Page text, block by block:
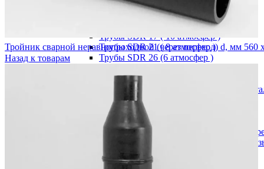
Напорные трубы
Трубы SDR 11 ( 16 атмосфер )
Трубы SDR 13,6 ( 12 атмосфер )
Трубы SDR 17 ( 10 атмосфер )
Трубы SDR 21 ( 8 атмосфер )
Трубы SDR 26 (6 атмосфер )
Компрессионные фитинги
Компрессионные фитинги "Astore"
Компрессионные фитинги PN10/16
Заглушка
Муфта переходная
Муфта переходная с внутренней
Муфта переходная с наружной
Муфта соединительная
Отвод 90 гр.
Тройник сварной неравнопроходной (через переход) d, мм 560
Назад к товарам